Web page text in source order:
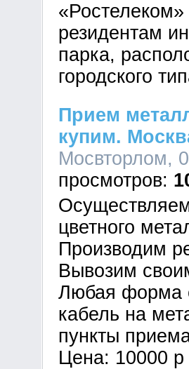
резидентам
парка,
городского
Прием
купим.
Мосвторлом,
цветного
Производим
Вывозим
Любая форма
кабель на
пункты
Цена: 10000 р